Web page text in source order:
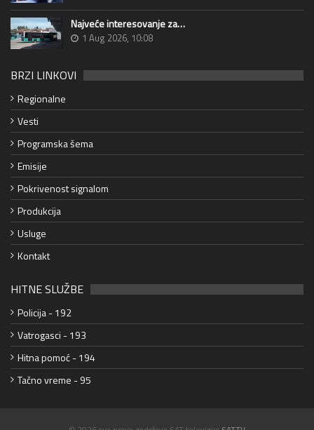
Najveće interesovanje za…
1 Aug 2026, 10:08
BRZI LINKOVI
Regionalne
Vesti
Programska šema
Emisije
Pokrivenost signalom
Produkcija
Usluge
Kontakt
HITNE SLUŽBE
Policija - 192
Vatrogasci - 193
Hitna pomoć - 194
Tačno vreme - 95